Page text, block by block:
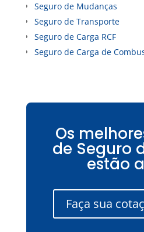
Seguro de Mudanças
Seguro de Transporte
Seguro de Carga RCF
Seguro de Carga de
Os
de Seguro
estão
Faça sua